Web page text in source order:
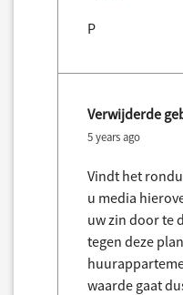
P
Verwijderde
5 years ago
Vindt het
u media
uw zin door te
tegen deze
waarde gaat